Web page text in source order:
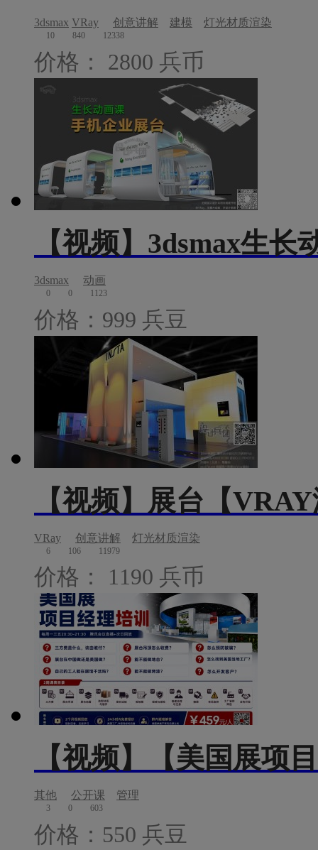
3dsmax VRay 创意讲解 建模 灯光材质渲染
10 840 12338
价格： 2800 兵币
【视频】3dsmax生
3dsmax 动画
0 0 1123
价格：999 兵豆
【视频】展台【
VRay 创意讲解 灯光材质渲染
6 106 11979
价格： 1190 兵币
【视频】【美国展项
其他 公开课 管理
3 0 603
价格：550 兵豆